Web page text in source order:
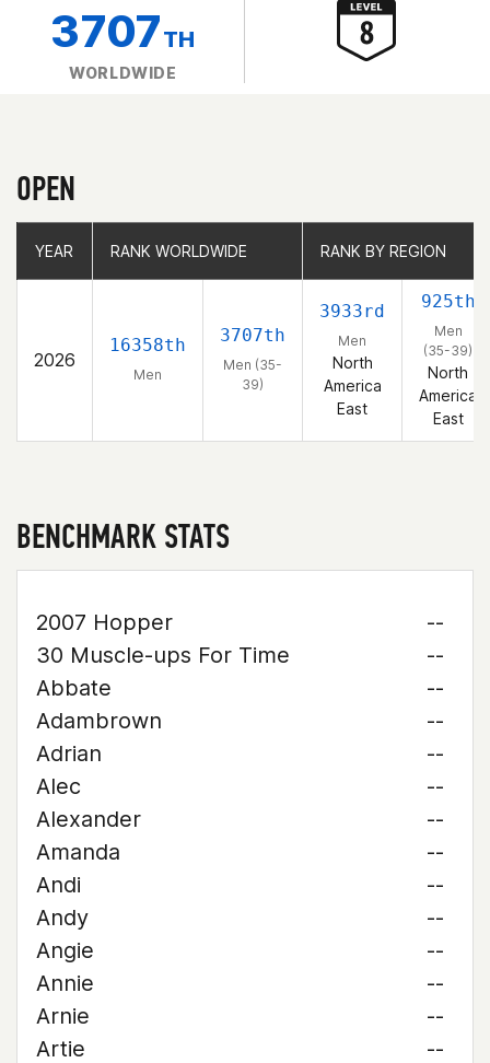
3707TH
WORLDWIDE
OPEN
YEAR RANK WORLDWIDE RANK BY REGION
2026
16358th
Men
3707th
Men (35-
39)
3933rd
Men
North
America
East
925th
Men
(35-39)
North
America
East
YEAR RANK WORLDWIDE RANK BY REGION
BENCHMARK STATS
2007 Hopper
--
30 Muscle-ups For Time
--
Abbate
--
Adambrown
--
Adrian
--
Alec
--
Alexander
--
Amanda
--
Andi
--
Andy
--
Angie
--
Annie
--
Arnie
--
Artie
--